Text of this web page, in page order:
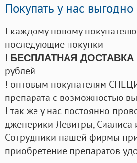
Покупать у нас выгодно
! каждому новому покупателю
последующие покупки
! БЕСПЛАТНАЯ ДОСТАВКА
рублей
! оптовым покупателям
препарата с возможностью
! так же у нас постоянно
дженерики Левитры,
Cотрудники нашей фирмы
приобретение препаратов